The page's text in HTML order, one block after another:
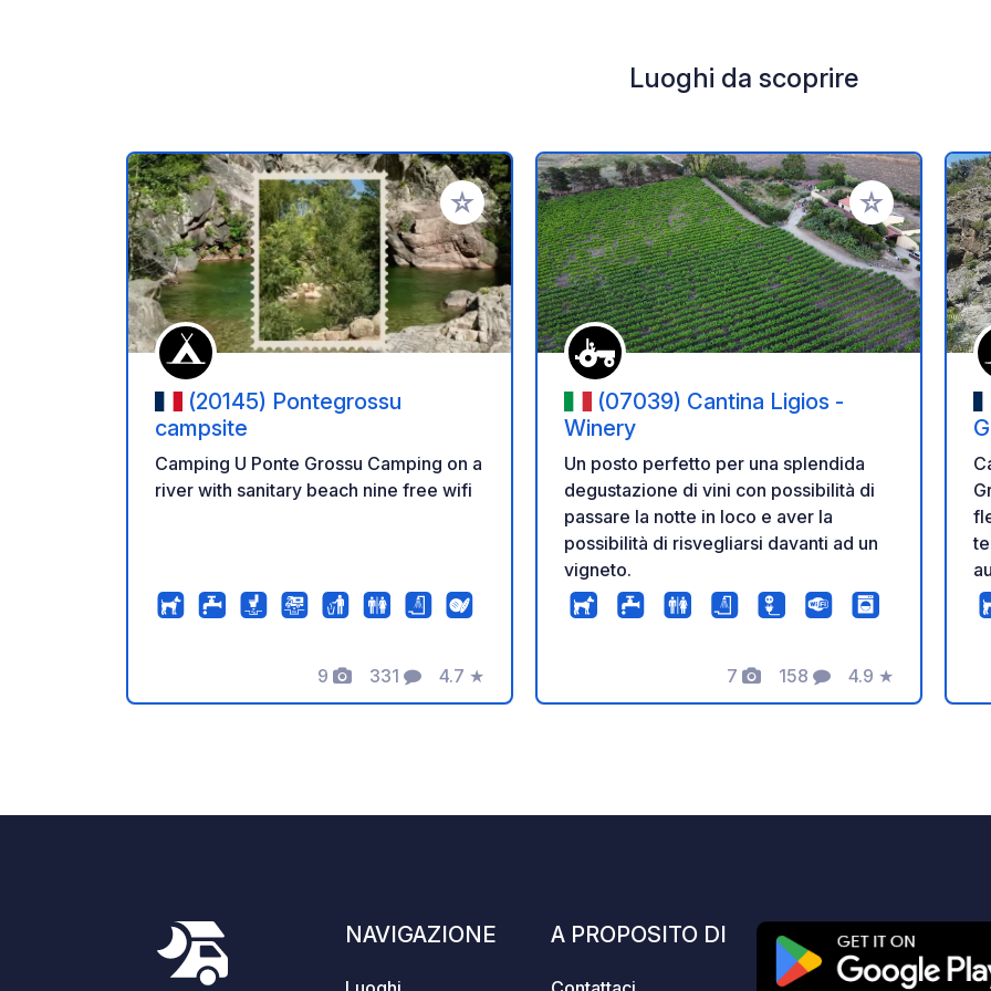
Luoghi da scoprire
Aggiungi ai tuoi preferiti
(20145) Pontegrossu
campsite
Camping U Ponte Grossu Camping on a
river with sanitary beach nine free wifi
9
Foto
331
Commenti
4.7
Valutazione
★
Aggiungi ai tuoi
(07039) Cantina Ligios -
Winery
Un posto perfetto per una splendida
degustazione di vini con possibilità di
passare la notte in loco e aver la
possibilità di risvegliarsi davanti ad un
vigneto.
7
Foto
158
Commenti
4.9
Valutazione
★
NAVIGAZIONE A PROPOSITO DI